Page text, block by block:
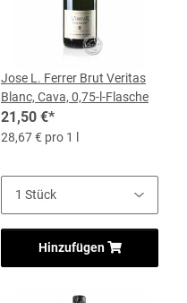
Jose L. Ferrer Brut Veritas
Blanc, Cava, 0,75-l-Flasche
21,50 €*
28,67 € pro 1 l
Hinzufügen